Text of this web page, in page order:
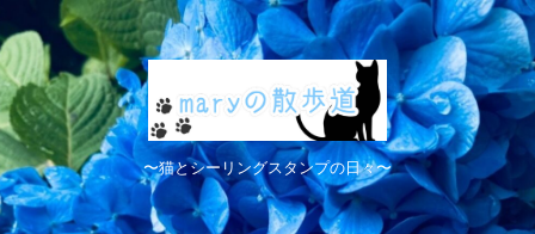
〜猫とシーリングスタンプの日々〜